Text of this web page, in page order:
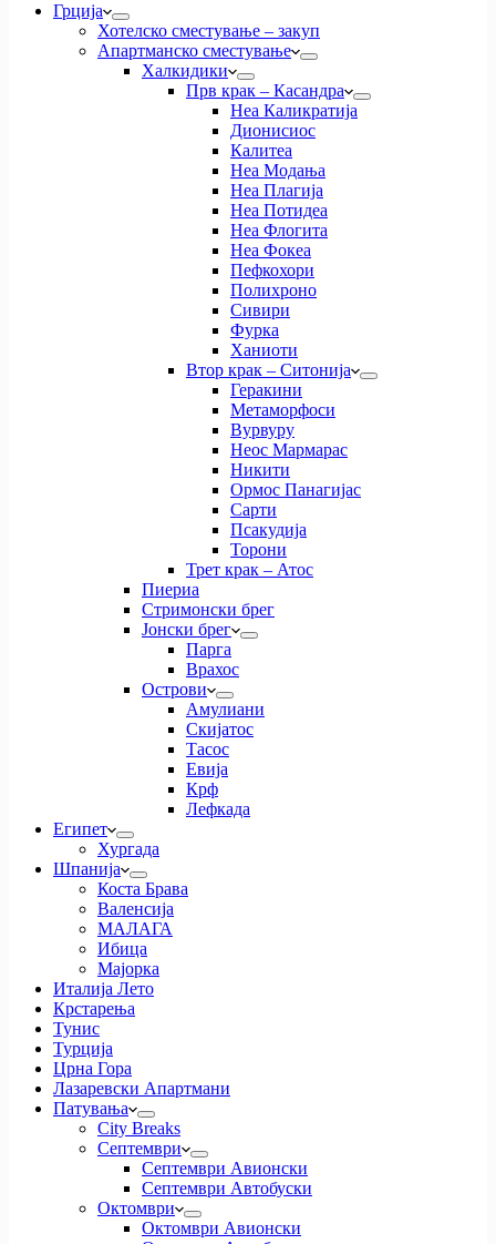
Грција
Хотелско сместување – закуп
Апартманско сместување
Халкидики
Прв крак – Касандра
Неа Каликратија
Дионисиос
Калитеа
Неа Модања
Неа Плагија
Неа Потидеа
Неа Флогита
Неа Фокеа
Пефкохори
Полихроно
Сивири
Фурка
Ханиоти
Втор крак – Ситонија
Геракини
Метаморфоси
Вурвуру
Неос Мармарас
Никити
Ормос Панагијас
Сарти
Псакудија
Торони
Трет крак – Атос
Пиериа
Стримонски брег
Јонски брег
Парга
Врахос
Острови
Амулиани
Скијатос
Тасос
Евија
Крф
Лефкада
Египет
Хургада
Шпанија
Коста Брава
Валенсија
МАЛАГА
Ибица
Мајорка
Италија Лето
Крстарења
Тунис
Турција
Црна Гора
Лазаревски Апартмани
Патувања
City Breaks
Септември
Септември Авионски
Септември Автобуски
Октомври
Октомври Авионски